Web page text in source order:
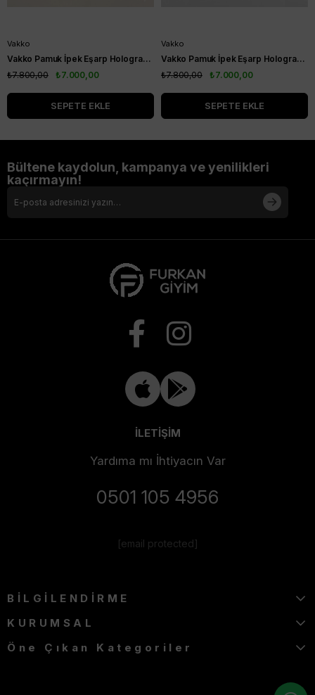
Vakko
Vakko Pamuk İpek Eşarp Hologram Kahverengi
₺7.000,00
₺7.800,00
SEPETE EKLE
Vakko
Vakko Pamuk İpek Eşarp Hologram Gri
₺7.000,00
₺7.800,00
SEPETE EKLE
Bültene kaydolun, kampanya ve yenilikleri
kaçırmayın!
İLETİŞİM
Yardıma mı İhtiyacın Var
0501 105 4956
[email protected]
BİLGİLENDİRME
KURUMSAL
Öne Çıkan Kategoriler